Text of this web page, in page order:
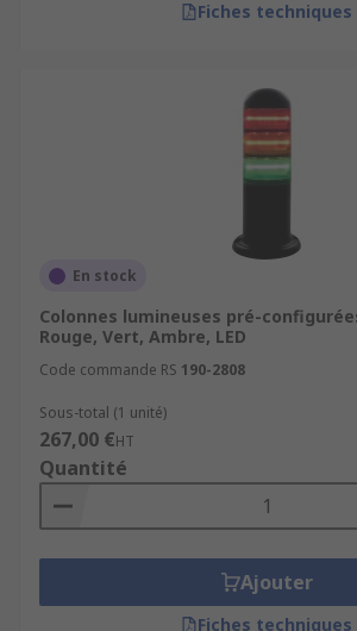
Fiches techniques
En stock
Colonnes lumineuses pré-configurées
Rouge, Vert, Ambre, LED
Code commande RS 190-2808
Sous-total (1 unité)
267,00 €HT
Quantité
Ajouter
Fiches techniques